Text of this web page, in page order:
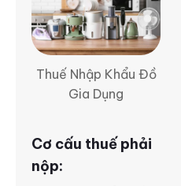
Thuế Nhập Khẩu Đồ
Gia Dụng
Cơ cấu thuế phải
nộp: